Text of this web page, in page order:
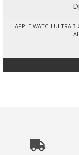
APPLE WATCH ULTRA 3